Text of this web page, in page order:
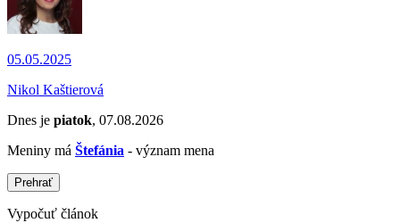
05.05.2025
Nikol Kaštierová
Dnes je piatok, 07.08.2026
Meniny má Štefánia - význam mena
Prehrať
Vypočuť článok